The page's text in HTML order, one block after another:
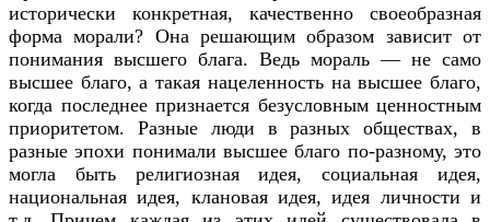
исторически конкретная, качественно своеобразная
форма морали? Она решающим образом зависит от
понимания высшего блага. Ведь мораль — не само
высшее благо, а такая нацеленность на высшее благо,
когда последнее признается безусловным ценностным
приоритетом. Разные люди в разных обществах, в
разные эпохи понимали высшее благо по-разному, это
могла быть религиозная идея, социальная идея,
национальная идея, клановая идея, идея личности и